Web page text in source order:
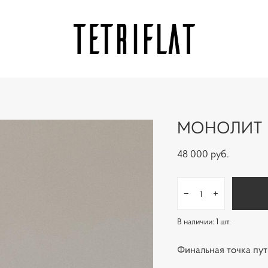
МОНОЛИТ
48 000 pуб.
В наличии:1 шт.
Финальная точка